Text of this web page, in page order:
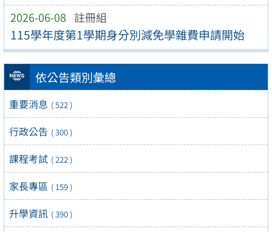
2026-06-08 註冊組
115學年度第1學期身分別減免學雜費申請開始
依公告類別彙總
重要消息 ( 522 )
行政公告 ( 300 )
課程考試 ( 222 )
家長專區 ( 159 )
升學資訊 ( 390 )